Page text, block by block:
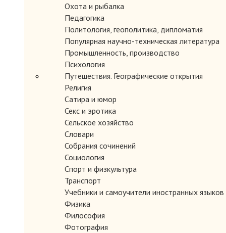
Охота и рыбалка
Педагогика
Политология, геополитика, дипломатия
Популярная научно-техническая литература
Промышленность, производство
Психология
Путешествия. Географические открытия
Религия
Сатира и юмор
Секс и эротика
Сельское хозяйство
Словари
Собрания сочинений
Социология
Спорт и физкультура
Транспорт
Учебники и самоучители иностранных языков
Физика
Философия
Фотография